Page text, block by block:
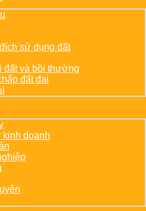
sử dụng đất
đất và bồi thường
đất đai
kinh doanh